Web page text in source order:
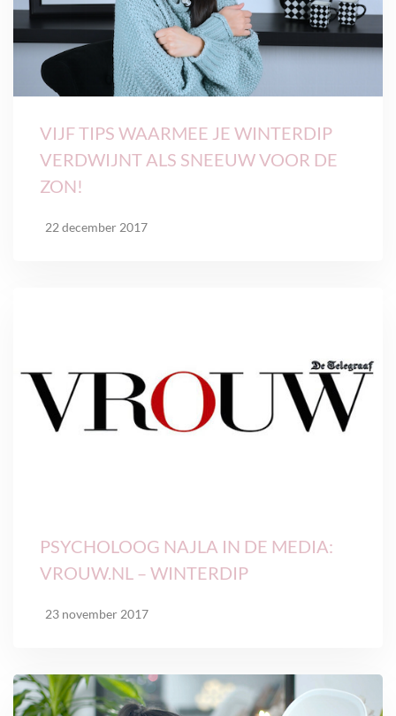
VIJF TIPS WAARMEE JE WINTERDIP
VERDWIJNT ALS SNEEUW VOOR DE
ZON!
22 december 2017
PSYCHOLOOG NAJLA IN DE MEDIA:
VROUW.NL – WINTERDIP
23 november 2017